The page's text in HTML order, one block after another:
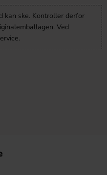
kan ske. Kontroller derfor
Ved